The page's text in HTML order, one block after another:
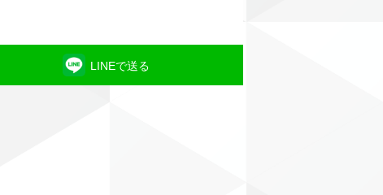
LINEで送る